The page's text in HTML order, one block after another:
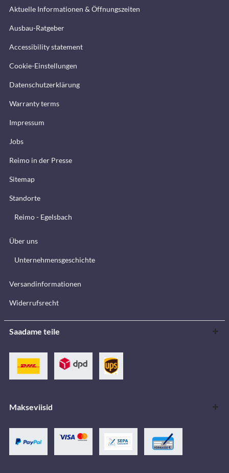
Aktuelle Informationen & Öffnungszeiten
Ausbau-Ratgeber
Accessibility statement
Cookie-Einstellungen
Datenschutzerklärung
Warranty terms
Impressum
Jobs
Reimo in der Presse
Sitemap
Standorte
Reimo - Egelsbach
Über uns
Unternehmensgeschichte
Versandinformationen
Widerrufsrecht
Saadame teile
Makseviisid